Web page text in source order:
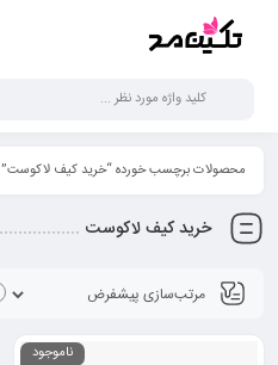
محصولات برچسب خورده “خرید کیف لاکوست”
خرید کیف لاکوست
ناموجود